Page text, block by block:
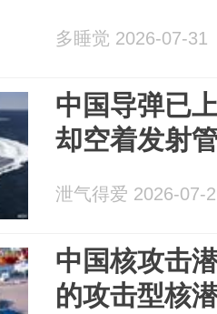
多睡觉 2026-07-31
中国导弹已
却空着发射
泄气得爱 2026-07-
中国核攻击
的攻击型核